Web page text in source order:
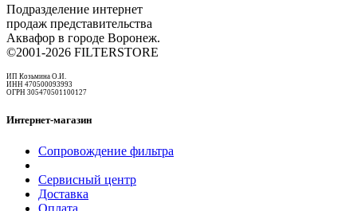
Подразделение интернет
продаж представительства
Аквафор в городе Воронеж.
©2001-2026 FILTERSTORE
ИП Козьмина О.И.
ИНН 470500093993
ОГРН 305470501100127
Интернет-магазин
Сопровождение фильтра
Сервисный центр
Доставка